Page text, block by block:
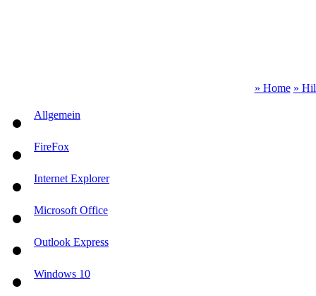
» Home »
Allgemein
FireFox
Internet Explorer
Microsoft Office
Outlook Express
Windows 10